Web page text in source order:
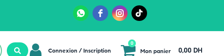
Connexion / Inscription Mon panier
0
0,00 DH